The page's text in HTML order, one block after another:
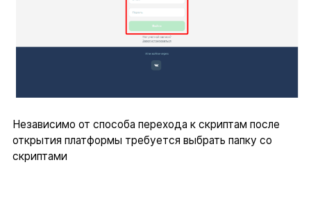
Независимо от способа перехода к скриптам после
открытия платформы требуется выбрать папку со
скриптами